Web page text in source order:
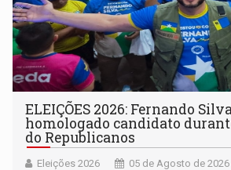
ELEIÇÕES 2026: Fernando
homologado candidato
do Republicanos
Eleições 2026 05 de Agosto de 2026